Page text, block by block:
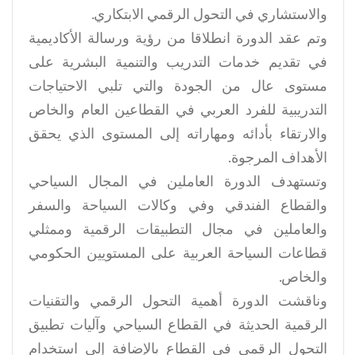
والاستشاري في التحول الرقمي الابتكاري.
وتم عقد الدورة انطلاقا من رؤية ورسالة الأكاديمية
في تقديم خدمات التدريب والتنمية البشرية على
مستوى عال من الجودة والتي تلبي الاحتياجات
التدريبية للفرد العربي في القطاعين العام والخاص
والارتقاء بأدائه ومهاراته إلى المستوى الذي يحقق
الأهداف المرجوة.
وتستهدف الدورة العاملين في المجال السياحي
والقطاع الفندقي وفي وكالات السياحة والسفر
والعاملين في مجال التطبيقات الرقمية وممثلي
قطاعات السياحة العربية على المستويين الحكومي
والخاص.
وناقشت الدورة أهمية التحول الرقمي والتقنيات
الرقمية الحديثة في القطاع السياحي وآليات تطبيق
التحول الرقمي في القطاع بالإضافة إلى استخدام